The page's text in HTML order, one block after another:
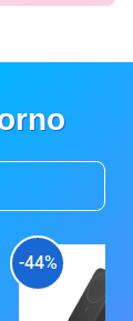
-44%